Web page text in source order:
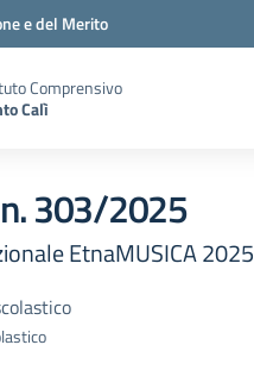
e del Merito
Comprensivo
Calì
303/2025
EtnaMUSICA 2025